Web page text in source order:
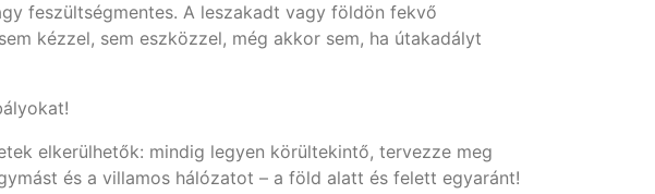
feszültségmentes. A leszakadt vagy földön fekvő
kézzel, sem eszközzel, még akkor sem, ha útakadályt
elkerülhetők: mindig legyen körültekintő, tervezze meg
és a villamos hálózatot – a föld alatt és felett egyaránt!